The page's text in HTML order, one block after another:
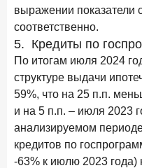
выражении показатели
соответственно.
5. Кредиты по
По итогам июля 2024
структуре выдачи
59%, что на 25 п.п.
и на 5 п.п. – июля 2023
анализируемом
кредитов по
-63% к июлю 2023 года)